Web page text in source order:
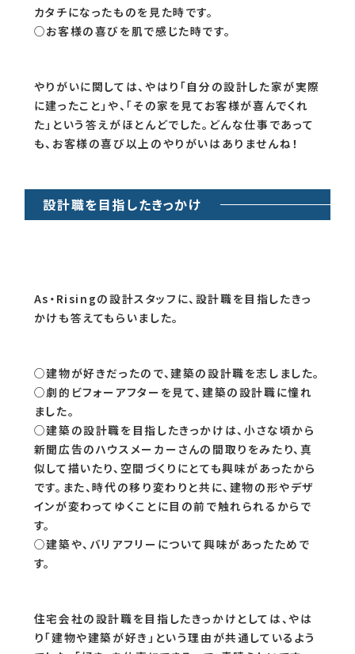
カタチになったものを見た時です。
○お客様の喜びを肌で感じた時です。
やりがいに関しては、やはり「自分の設計した家が実際
に建ったこと」や、「その家を見てお客様が喜んでくれ
た」という答えがほとんどでした。どんな仕事であって
も、お客様の喜び以上のやりがいはありませんね！
設計職を目指したきっかけ
As・Risingの設計スタッフに、設計職を目指したきっ
かけも答えてもらいました。
○建物が好きだったので、建築の設計職を志しました。
○劇的ビフォーアフターを見て、建築の設計職に憧れ
新聞広告のハウスメーカーさんの間取りをみたり、真
似して描いたり、空間づくりにとても興味があったから